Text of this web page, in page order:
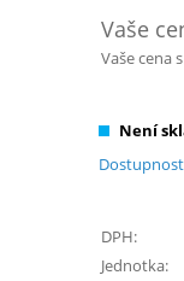
Vaše
Vaše cena
Není
DPH:
Jednotka: